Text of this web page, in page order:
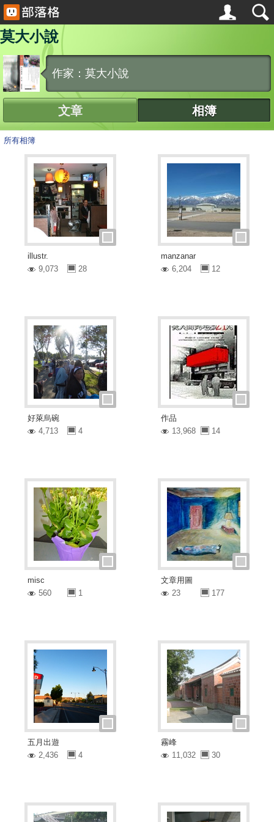
莫大小說
作家：莫大小說
文章 相簿
所有相簿
illustr.
9,073
28
manzanar
6,204
12
好萊烏碗
4,713
4
作品
13,968
14
misc
560
1
文章用圖
23
177
五月出遊
2,436
4
霧峰
11,032
30